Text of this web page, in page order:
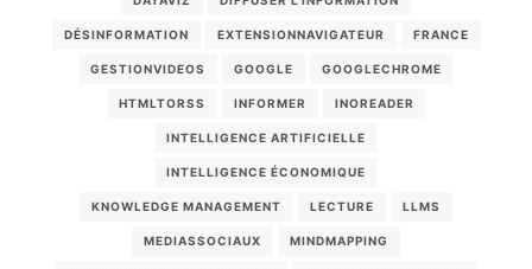
DÉSINFORMATION EXTENSIONNAVIGATEUR FRANCE
GESTIONVIDEOS GOOGLE GOOGLECHROME
HTMLTORSS INFORMER INOREADER
INTELLIGENCE ARTIFICIELLE
INTELLIGENCE ÉCONOMIQUE
KNOWLEDGE MANAGEMENT LECTURE LLMS
MEDIASSOCIAUX MINDMAPPING